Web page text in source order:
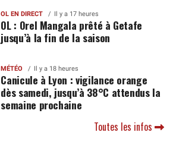
OL EN DIRECT Il y a 17 heures
OL : Orel Mangala prêté à Getafe
jusqu’à la fin de la saison
MÉTÉO Il y a 18 heures
Canicule à Lyon : vigilance orange
dès samedi, jusqu’à 38°C attendus la
semaine prochaine
Toutes les infos